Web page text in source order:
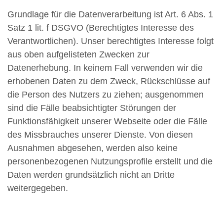
Grundlage für die Datenverarbeitung ist Art. 6 Abs. 1
Satz 1 lit. f DSGVO (Berechtigtes Interesse des
Verantwortlichen). Unser berechtigtes Interesse folgt
aus oben aufgelisteten Zwecken zur
Datenerhebung. In keinem Fall verwenden wir die
erhobenen Daten zu dem Zweck, Rückschlüsse auf
die Person des Nutzers zu ziehen; ausgenommen
sind die Fälle beabsichtigter Störungen der
Funktionsfähigkeit unserer Webseite oder die Fälle
des Missbrauches unserer Dienste. Von diesen
Ausnahmen abgesehen, werden also keine
personenbezogenen Nutzungsprofile erstellt und die
Daten werden grundsätzlich nicht an Dritte
weitergegeben.